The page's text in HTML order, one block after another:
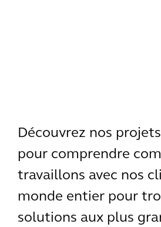
Découvrez nos
pour comprendre
travaillons avec nos
monde entier pour
solutions aux plus